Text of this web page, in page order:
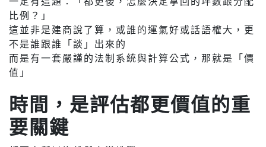
比例？」
這並非是建商說了算，或誰的運氣好或話語權大，更
不是誰跟誰「談」出來的
而是有一套嚴謹的法制系統與計算公式，那就是「價
值」
時間，是評估都更價值的重
要關鍵